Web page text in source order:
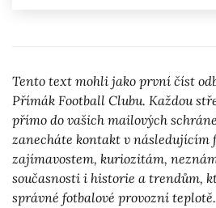
Tento text mohli jako první číst
Přímák Football Clubu. Každou
přímo do vašich mailových
zanecháte kontakt v následujícím
zajímavostem, kuriozitám,
současnosti i historie a trendům,
správné fotbalové provozní